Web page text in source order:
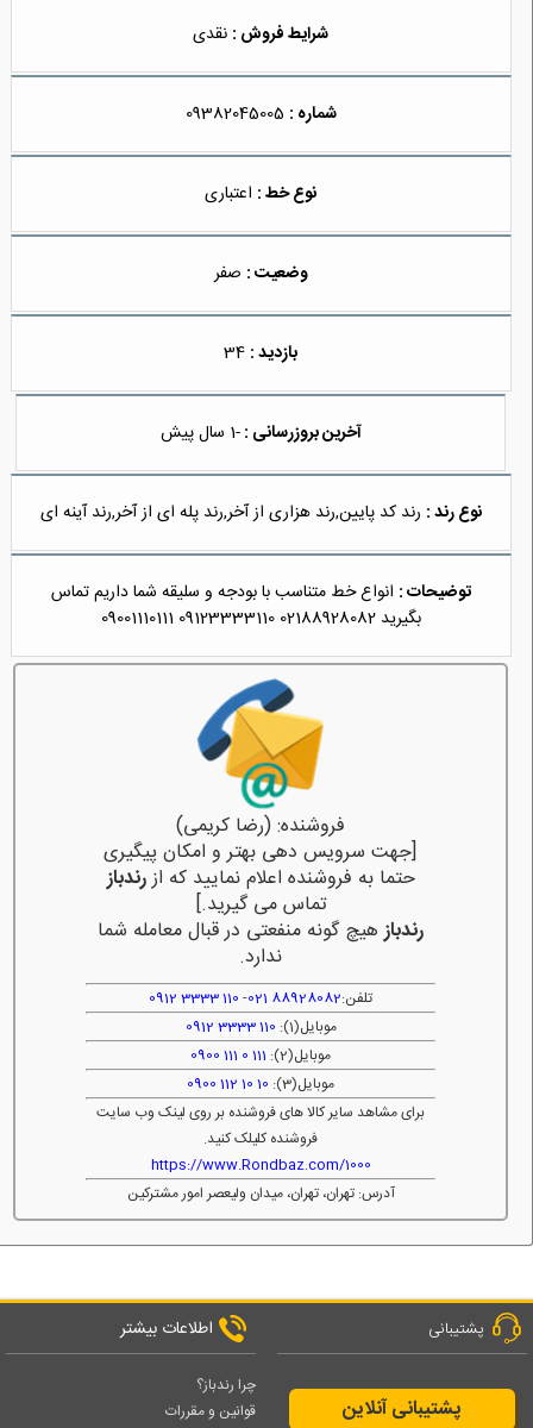
شرایط فروش : نقدی
شماره : 09382045005
نوع خط : اعتباری
وضعیت : صفر
بازدید :
آخرین بروزرسانی :-1 سال پیش
نوع رند : رند کد پایین,رند هزاری از آخر,رند پله ای از آخر,رند آینه ای
توضیحات : انواع خط متناسب با بودجه و سلیقه شما داریم تماس
بگیرید 02188928082 09123333110 09001110111
فروشنده: (رضا کریمی)
[جهت سرویس دهی بهتر و امکان پیگیری
حتما به فروشنده اعلام نمایید که ازرندباز
تماس می گیرید.]
رندبازهیچ گونه منفعتی در قبال معامله شما
ندارد.
تلفن:88928082 021
-
110 3333 0912
موبایل(1):
110 3333 0912
موبایل(2):
111 0 111 0900
موبایل(3):
10 10 112 0900
برای مشاهد سایر کالا های فروشنده بر روی لینک وب سایت
فروشنده کلیلک کنید.
https://www.Rondbaz.com/1000
آدرس: تهران، تهران، میدان ولیعصر امور مشترکین
پشتیبانی
پشتیبانی آنلاین
اطلاعات بیشتر
چرا رندباز؟
قوانین و مقررات